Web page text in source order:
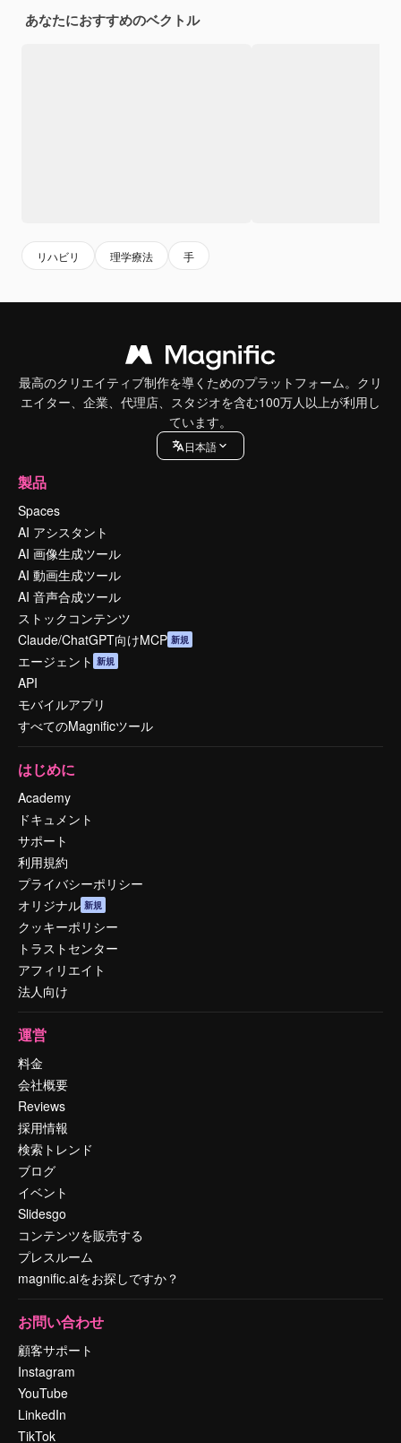
あなたにおすすめのベクトル
リハビリ 理学療法 手
最高のクリエイティブ制作を導くためのプラットフォーム。クリ
エイター、企業、代理店、スタジオを含む100万人以上が利用し
ています。
日本語
製品
Spaces
AI アシスタント
AI 画像生成ツール
AI 動画生成ツール
AI 音声合成ツール
ストックコンテンツ
Claude/ChatGPT向けMCP 新規
エージェント 新規
API
モバイルアプリ
すべてのMagnificツール
はじめに
Academy
ドキュメント
サポート
利用規約
プライバシーポリシー
オリジナル 新規
クッキーポリシー
トラストセンター
アフィリエイト
法人向け
運営
料金
会社概要
Reviews
採用情報
検索トレンド
ブログ
イベント
Slidesgo
コンテンツを販売する
プレスルーム
magnific.aiをお探しですか？
お問い合わせ
顧客サポート
Instagram
YouTube
LinkedIn
TikTok